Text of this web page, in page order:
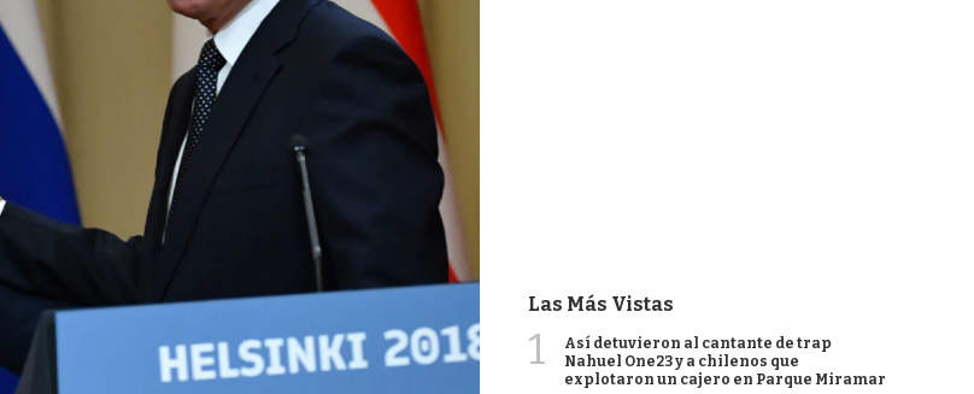
Las Más Vistas
1
Así detuvieron al cantante de trap
Nahuel One23 y a chilenos que
explotaron un cajero en Parque Miramar